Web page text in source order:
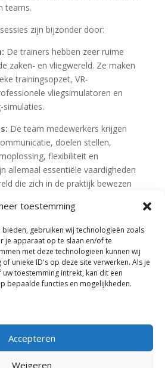
toestemming
gebruiken wij technologieën zoals
je apparaat op te slaan en/of te
met deze technologieën kunnen wij
unieke ID's op deze site verwerken. Als je
toestemming intrekt, kan dit een
bepaalde functies en mogelijkheden.
Accepteren
Weigeren
teams.
zijn bijzonder door:
De trainers hebben zeer ruime
zaken- en vliegwereld. Ze maken
trainingsopzet, VR-
vliegsimulatoren en
simulaties.
De team medewerkers krijgen
doelen stellen,
flexibiliteit en
allemaal essentiële vaardigheden
die zich in de praktijk bewezen
van
in commerciële vliegtuigen,
helikopters.
Deelnemers leren via realistische
direct praktisch